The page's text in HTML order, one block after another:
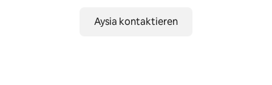
Aysia kontaktieren